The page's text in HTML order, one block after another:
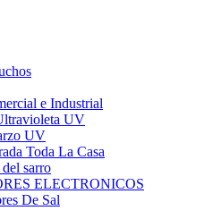
e Industrial
UV
UV
Toda La Casa
sarro
ELECTRONICOS
De Sal